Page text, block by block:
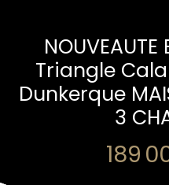
NOUVEAUTE
Triangle
Dunkerque
3
189